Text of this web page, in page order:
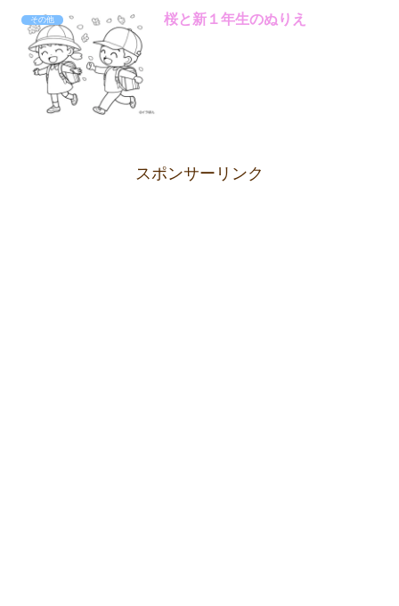
その他 桜と新１年生のぬりえ
スポンサーリンク